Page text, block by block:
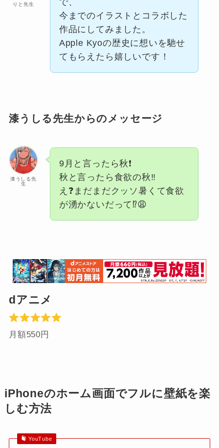
りと先生
で、
今までのイラストとコラボした
作品にしてみました。
Apple Kyoの歴史に想いを馳せ
てもらえたら嬉しいです！
漆うしる先生からのメッセージ
漆うしる先
生
9月と言ったら秋❗️
秋と言ったら食欲の秋‼️
え❓まだまだクッソ暑くて食欲
が湧かないだって⁉️😩
dアニメ
月額550円
iPhoneのホーム画面でフルに壁紙を楽
しむ方法
YouTube